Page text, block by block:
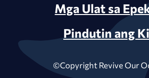
Mga Ulat sa
Pindutin ang
©Copyright Revive Our